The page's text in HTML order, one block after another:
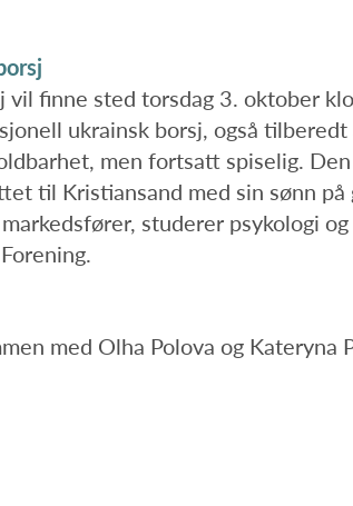
vil finne sted torsdag 3. oktober
ukrainsk borsj, også
men fortsatt spiselig.
til Kristiansand med sin sønn på
studerer psykologi
med Olha Polova og Kateryna